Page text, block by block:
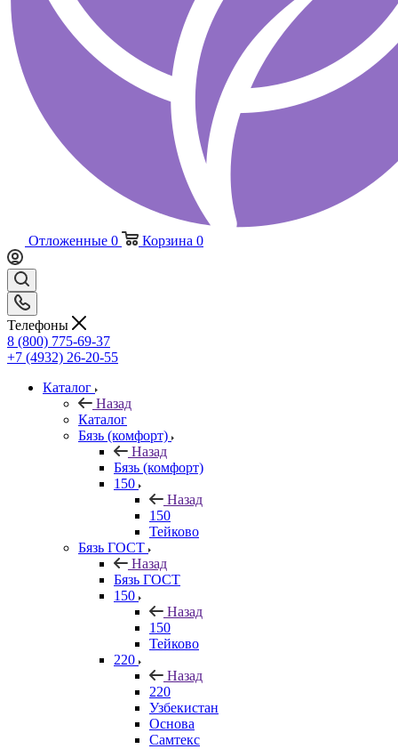
Отложенные 0 Корзина 0
Телефоны
8 (800) 775-69-37
+7 (4932) 26-20-55
Каталог
Назад
Каталог
Бязь (комфорт)
Назад
Бязь (комфорт)
150
Назад
150
Тейково
Бязь ГОСТ
Назад
Бязь ГОСТ
150
Назад
150
Тейково
220
Назад
220
Узбекистан
Основа
Самтекс